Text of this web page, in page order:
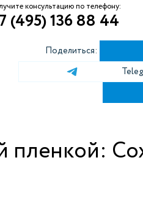
консультацию по телефону:
(495) 136 88 44
Поделиться: